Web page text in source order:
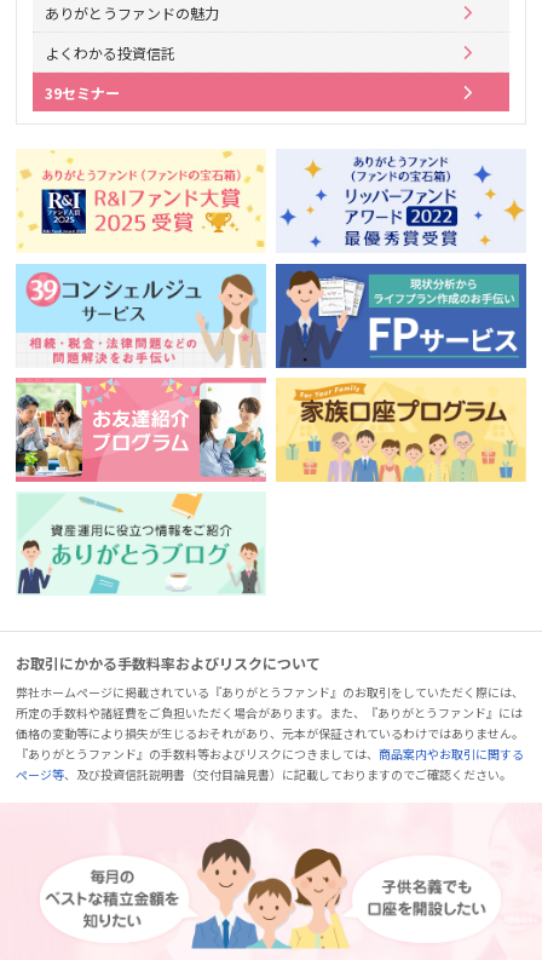
ありがとうファンドの魅力
よくわかる投資信託
39セミナー
お取引にかかる手数料率およびリスクについて
弊社ホームページに掲載されている『ありがとうファンド』のお取引をしていただく際には、
所定の手数料や諸経費をご負担いただく場合があります。また、『ありがとうファンド』には
価格の変動等により損失が生じるおそれがあり、元本が保証されているわけではありません。
『ありがとうファンド』の手数料等およびリスクにつきましては、商品案内やお取引に関する
ページ等、及び投資信託説明書（交付目論見書）に記載しておりますのでご確認ください。